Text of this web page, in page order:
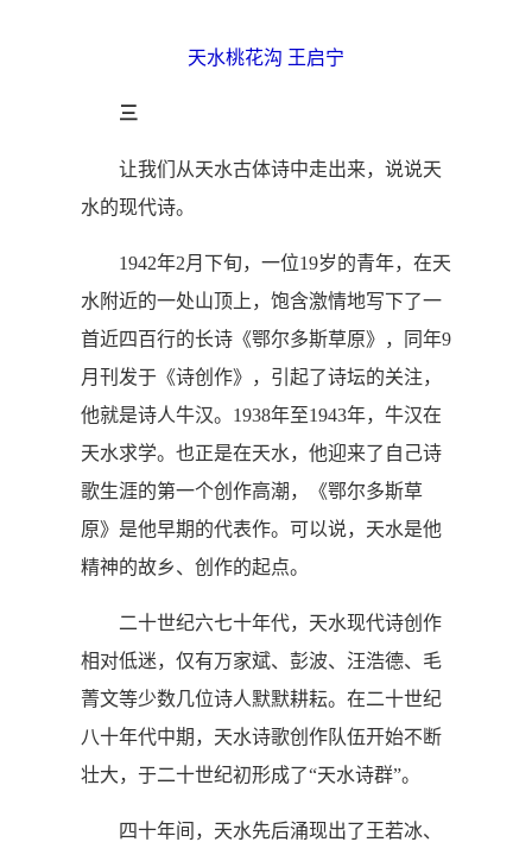
天水桃花沟 王启宁
三
让我们从天水古体诗中走出来，说说天
水的现代诗。
1942年2月下旬，一位19岁的青年，在天
水附近的一处山顶上，饱含激情地写下了一
首近四百行的长诗《鄂尔多斯草原》，同年9
月刊发于《诗创作》，引起了诗坛的关注，
他就是诗人牛汉。1938年至1943年，牛汉在
天水求学。也正是在天水，他迎来了自己诗
歌生涯的第一个创作高潮，《鄂尔多斯草
原》是他早期的代表作。可以说，天水是他
精神的故乡、创作的起点。
二十世纪六七十年代，天水现代诗创作
相对低迷，仅有万家斌、彭波、汪浩德、毛
菁文等少数几位诗人默默耕耘。在二十世纪
八十年代中期，天水诗歌创作队伍开始不断
壮大，于二十世纪初形成了“天水诗群”。
四十年间，天水先后涌现出了王若冰、